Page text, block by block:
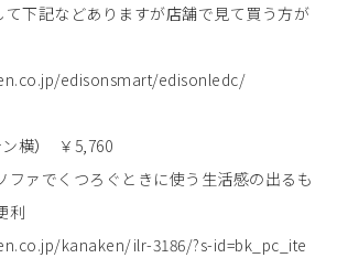
て下記などありますが店舗で見て買う方が
edisonsmart/edisonledc/
横） ￥5,760
ファでくつろぐときに使う生活感の出るも
利
kanaken/ilr-3186/?s-id=bk_pc_ite